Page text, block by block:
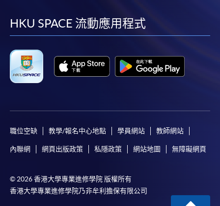
facebook
youtube
linkedin
HKU SPACE 流動應用程式
職位空缺 教學/報名中心地點 學員網站 教師網站
內聯網 網頁出版政策 私隱政策 網站地圖 無障礙網頁
© 2026 香港大學專業進修學院 版權所有
香港大學專業進修學院乃非牟利擔保有限公司